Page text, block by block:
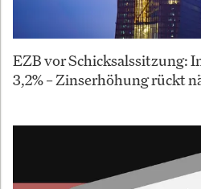
EZB vor Schicksalssitzung:
3,2% – Zinserhöhung rückt